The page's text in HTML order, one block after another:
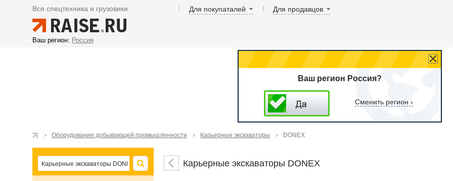
Вся спецтехника и грузовики Для покупаталей Для продавцов
Ваш регион: Россия
Ваш регион Россия?
Сменить регион ›
Оборудование добывающей промышленности Карьерные экскаваторы DONEX
Карьерные экскаваторы DONEX